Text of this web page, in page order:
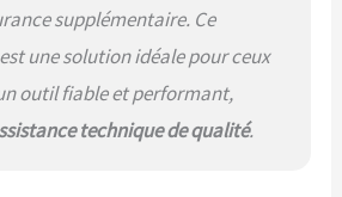
résistance rivalisant avec
celle des métaux. 100 %
sans plomb et inoxydable.
Ne se fixe jamais sur les
en laiton. Les filetages
supplémentaire. Ce
une solution idéale pour ceux
outil fiable et performant,
technique de qualité.